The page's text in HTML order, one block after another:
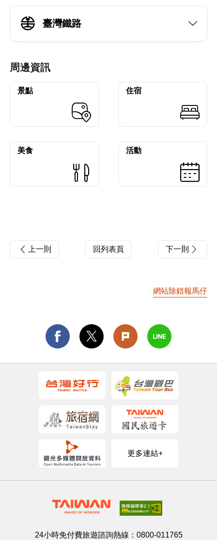
臺灣鐵路
周邊資訊
景點 住宿
美食 活動
上一則 回列表頁 下一則
網站除錯報馬仔
更多連結+
24小時免付費旅遊諮詢熱線： 0800-011765